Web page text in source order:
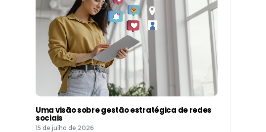
Uma visão sobre gestão estratégica de redes
sociais
15 de julho de 2026